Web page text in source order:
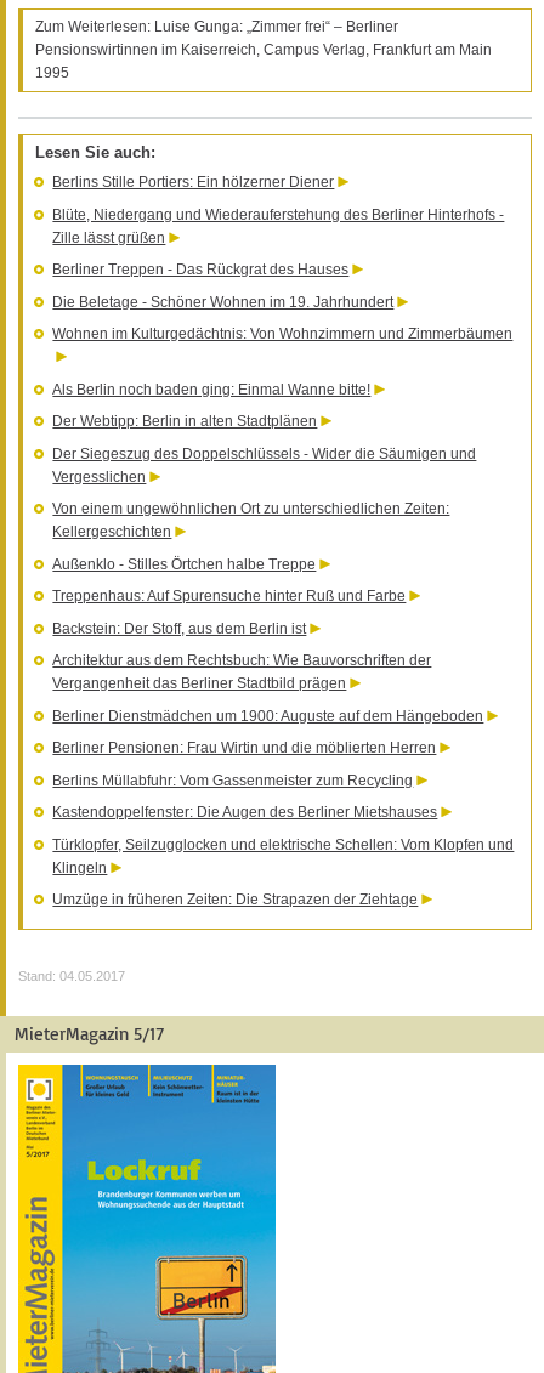
Zum Weiterlesen: Luise Gunga: „Zimmer frei“ – Berliner
Pensionswirtinnen im Kaiserreich, Campus Verlag, Frankfurt am Main
1995
Lesen Sie auch:
Berlins Stille Portiers: Ein hölzerner Diener
Blüte, Niedergang und Wiederauferstehung des Berliner Hinterhofs -
Zille lässt grüßen
Berliner Treppen - Das Rückgrat des Hauses
Die Beletage - Schöner Wohnen im 19. Jahrhundert
Wohnen im Kulturgedächtnis: Von Wohnzimmern und Zimmerbäumen
Als Berlin noch baden ging: Einmal Wanne bitte!
Der Webtipp: Berlin in alten Stadtplänen
Der Siegeszug des Doppelschlüssels - Wider die Säumigen und
Vergesslichen
Von einem ungewöhnlichen Ort zu unterschiedlichen Zeiten:
Kellergeschichten
Außenklo - Stilles Örtchen halbe Treppe
Treppenhaus: Auf Spurensuche hinter Ruß und Farbe
Backstein: Der Stoff, aus dem Berlin ist
Architektur aus dem Rechtsbuch: Wie Bauvorschriften der
Vergangenheit das Berliner Stadtbild prägen
Berliner Dienstmädchen um 1900: Auguste auf dem Hängeboden
Berliner Pensionen: Frau Wirtin und die möblierten Herren
Berlins Müllabfuhr: Vom Gassenmeister zum Recycling
Kastendoppelfenster: Die Augen des Berliner Mietshauses
Türklopfer, Seilzugglocken und elektrische Schellen: Vom Klopfen und
Klingeln
Umzüge in früheren Zeiten: Die Strapazen der Ziehtage
Stand: 04.05.2017
MieterMagazin 5/17